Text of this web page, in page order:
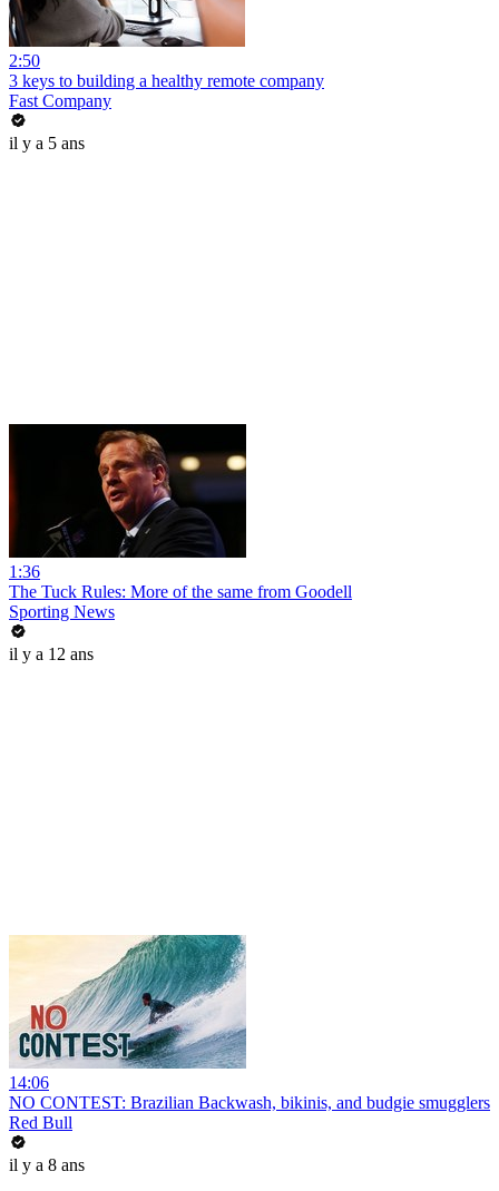
2:50
3 keys to building a healthy remote company
Fast Company
il y a 5 ans
1:36
The Tuck Rules: More of the same from Goodell
Sporting News
il y a 12 ans
14:06
NO CONTEST: Brazilian Backwash, bikinis, and budgie smugglers
Red Bull
il y a 8 ans